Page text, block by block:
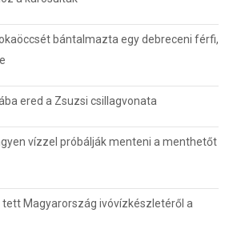
bántalmazta egy debreceni férfi,
ered a Zsuzsi csillagvonata
vízzel próbálják menteni a menthetőt
tett Magyarország ivóvízkészletéről a